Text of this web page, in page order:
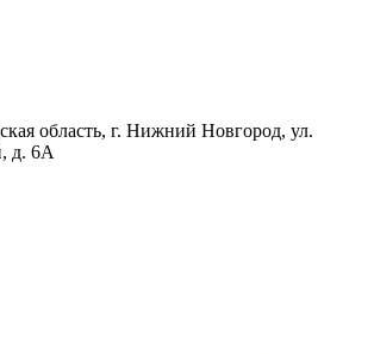
область, г. Нижний Новгород, ул.
д. 6А